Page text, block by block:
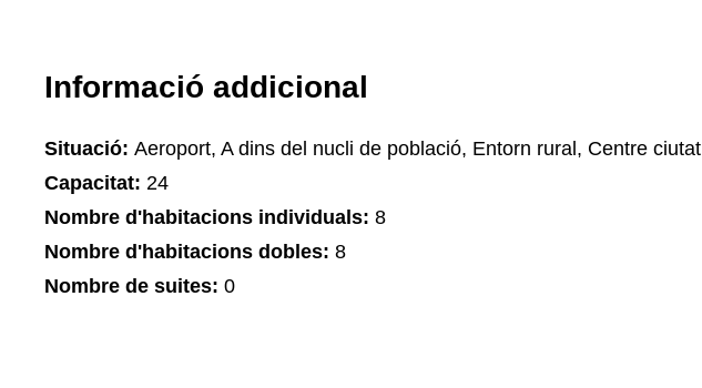
Informació addicional
Situació: Aeroport, A dins del nucli de població, Entorn rural, Centre ciutat
Capacitat: 24
Nombre d'habitacions individuals: 8
Nombre d'habitacions dobles: 8
Nombre de suites: 0